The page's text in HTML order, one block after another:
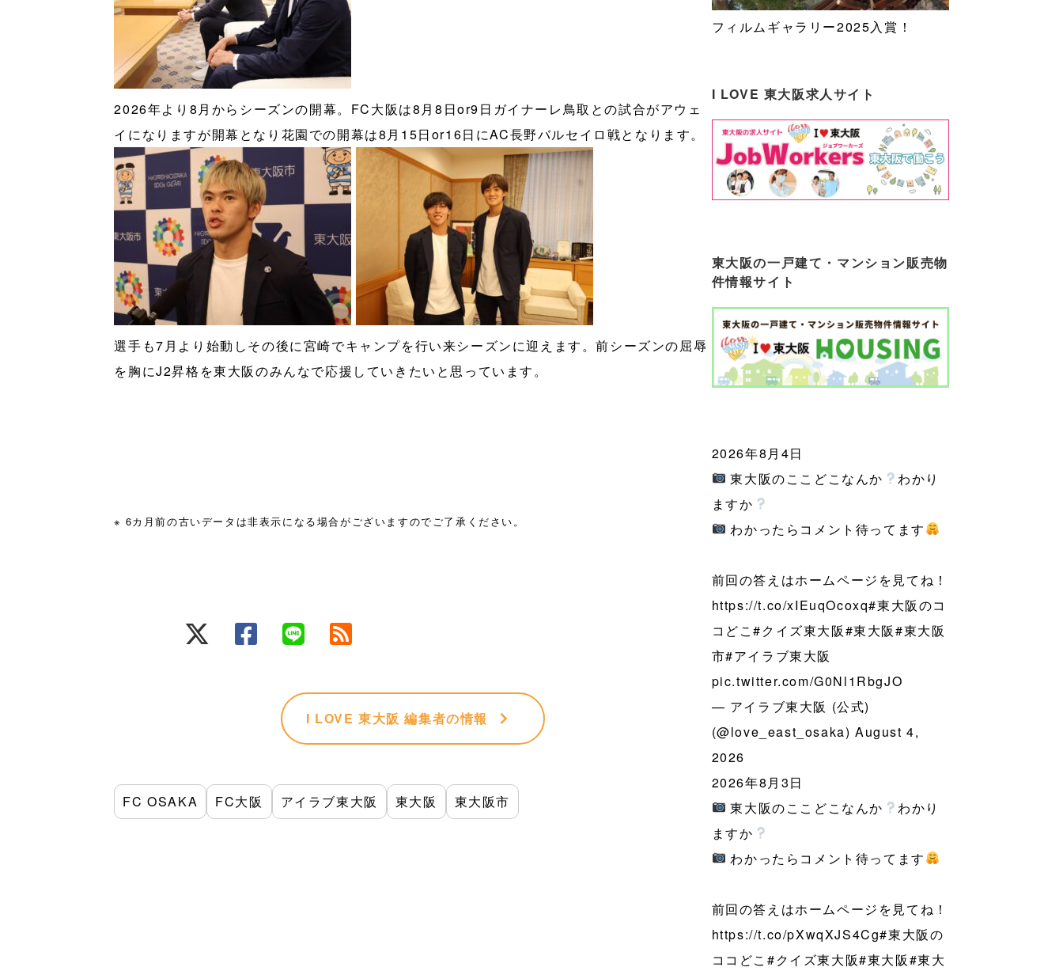
2026年より8月からシーズンの開幕。FC大阪は8月8日or9日ガイナーレ鳥取との試合がアウェ
イになりますが開幕となり花園での開幕は8月15日or16日にAC長野バルセイロ戦となります。
選手も7月より始動しその後に宮崎でキャンプを行い来シーズンに迎えます。前シーズンの屈辱
を胸にJ2昇格を東大阪のみんなで応援していきたいと思っています。
※ 6カ月前の古いデータは非表示になる場合がございますのでご了承ください。
I LOVE 東大阪 編集者の情報
FC OSAKA FC大阪 アイラブ東大阪 東大阪 東大阪市
フィルムギャラリー2025入賞！
I LOVE 東大阪求人サイト
東大阪の一戸建て・マンション販売物
件情報サイト
2026年8月4日
東大阪のここどこなんか
わかり
ますか
わかったらコメント待ってます
前回の答えはホームページを見てね！
https://t.co/xIEuqOcoxq#東大阪のコ
コどこ#クイズ東大阪#東大阪#東大阪
市#アイラブ東大阪
pic.twitter.com/G0Nl1RbgJO
— アイラブ東大阪 (公式)
(@love_east_osaka) August 4,
2026
2026年8月3日
東大阪のここどこなんか
わかり
ますか
わかったらコメント待ってます
前回の答えはホームページを見てね！
https://t.co/pXwqXJS4Cg#東大阪の
ココどこ #クイズ東大阪#東大阪#東大